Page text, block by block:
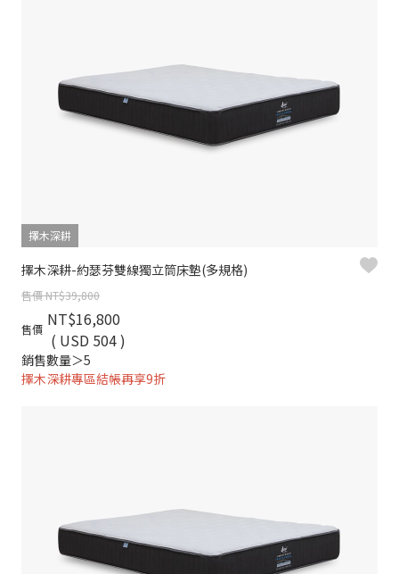
擇木深耕
擇木深耕-約瑟芬雙線獨立筒床墊(多規格)
售價 NT$39,800
售價 NT$16,800
( USD 504 )
銷售數量＞5
擇木深耕專區結帳再享9折